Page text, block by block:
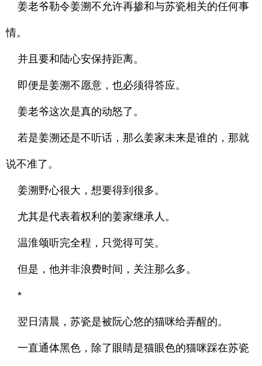
姜老爷勒令姜溯不允许再掺和与苏瓷相关的任何事
情。
并且要和陆心安保持距离。
即便是姜溯不愿意，也必须得答应。
姜老爷这次是真的动怒了。
若是姜溯还是不听话，那么姜家未来是谁的，那就
说不准了。
姜溯野心很大，想要得到很多。
尤其是代表着权利的姜家继承人。
温淮颂听完全程，只觉得可笑。
但是，他并非浪费时间，关注那么多。
*
翌日清晨，苏瓷是被阮心悠的猫咪给弄醒的。
一直通体黑色，除了眼睛是猫眼色的猫咪踩在苏瓷